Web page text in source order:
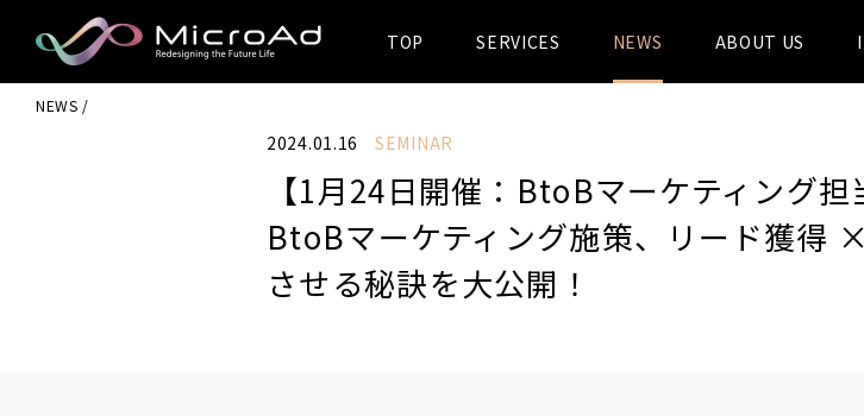
MicroAd -
Redesigning
the Future Life
TOP SERVICES NEWS ABOUT US
NEWS
2024.01.16 SEMINAR
【1月24日開催：BtoBマーケティング
BtoBマーケティング施策、リード獲得
させる秘訣を大公開！